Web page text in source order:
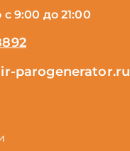
9:00 до 21:00
parogenerator.ru